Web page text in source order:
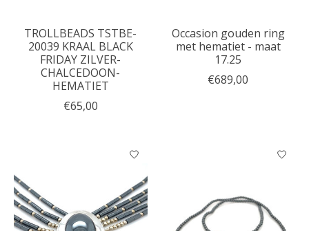
TROLLBEADS TSTBE-
20039 KRAAL BLACK
FRIDAY ZILVER-
CHALCEDOON-
HEMATIET
€65,00
Occasion gouden ring
met hematiet - maat
17.25
€689,00